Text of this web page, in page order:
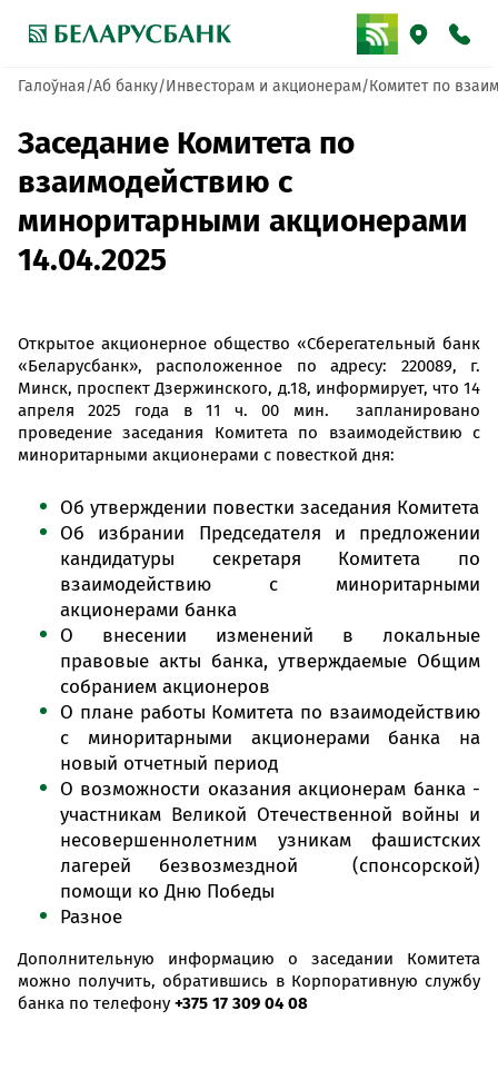
Галоўная Аб банку Инвесторам и акционерам Комитет по
Заседание Комитета по
взаимодействию с
миноритарными акционерами
14.04.2025
Открытое акционерное общество «Сберегательный банк
«Беларусбанк», расположенное по адресу: 220089, г.
Минск, проспект Дзержинского, д.18, информирует, что 14
апреля 2025 года в 11 ч. 00 мин. запланировано
проведение заседания Комитета по взаимодействию с
миноритарными акционерами с повесткой дня:
Об утверждении повестки заседания Комитета
Об избрании Председателя и предложении
кандидатуры секретаря Комитета по
взаимодействию с миноритарными
акционерами банка
О внесении изменений в локальные
правовые акты банка, утверждаемые Общим
собранием акционеров
О плане работы Комитета по взаимодействию
с миноритарными акционерами банка на
новый отчетный период
О возможности оказания акционерам банка -
участникам Великой Отечественной войны и
несовершеннолетним узникам фашистских
лагерей безвозмездной (спонсорской)
помощи ко Дню Победы
Разное
Дополнительную информацию о заседании Комитета
можно получить, обратившись в Корпоративную службу
банка по телефону +375 17 309 04 08